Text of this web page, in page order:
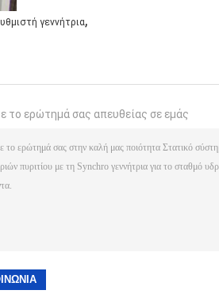
γεννήτρια,
το ερώτημά σας απευθείας σε εμάς